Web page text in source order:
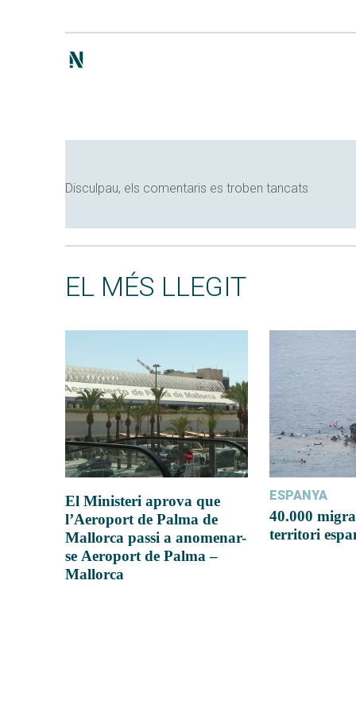
Disculpau, els comentaris es troben tancats
EL MÉS LLEGIT
El Ministeri aprova que
l’Aeroport de Palma de
Mallorca passi a anomenar-
se Aeroport de Palma –
Mallorca
ESPANYA
40.000
territori